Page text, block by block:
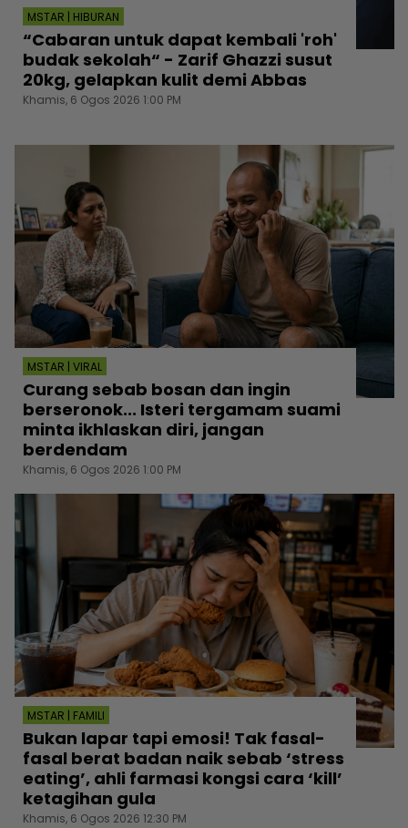
MSTAR | HIBURAN
“Cabaran untuk dapat kembali 'roh'
budak sekolah“ - Zarif Ghazzi susut
20kg, gelapkan kulit demi Abbas
Khamis, 6 Ogos 2026 1:00 PM
MSTAR | VIRAL
Curang sebab bosan dan ingin
berseronok... Isteri tergamam suami
minta ikhlaskan diri, jangan
berdendam
Khamis, 6 Ogos 2026 1:00 PM
MSTAR | FAMILI
Bukan lapar tapi emosi! Tak fasal-
fasal berat badan naik sebab ‘stress
eating’, ahli farmasi kongsi cara ‘kill’
ketagihan gula
Khamis, 6 Ogos 2026 12:30 PM